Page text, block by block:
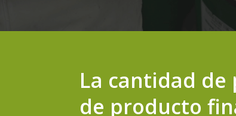
La cantidad
de producto